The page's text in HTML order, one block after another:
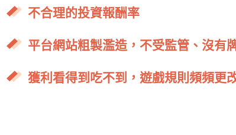
不合理的投資報酬率
平台網站粗製濫造，不受監管、沒有
獲利看得到吃不到，遊戲規則頻頻更